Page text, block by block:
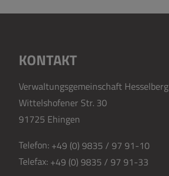
KONTAKT
Verwaltungsgemeinschaft Hesselberg
Wittelshofener Str. 30
91725 Ehingen
Telefon: +49 (0) 9835 / 97 91-10
Telefax: +49 (0) 9835 / 97 91-33